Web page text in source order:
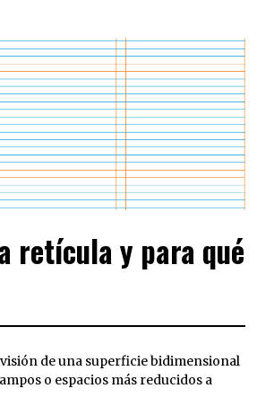
retícula y para qué
de una superficie bidimensional
o espacios más reducidos a